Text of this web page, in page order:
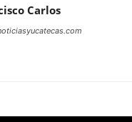
Carlos